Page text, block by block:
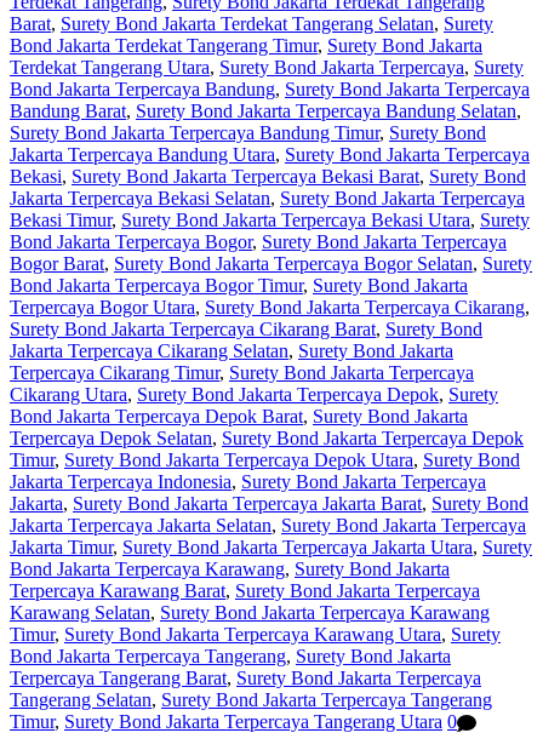
Barat, Surety Bond Jakarta Terdekat Tangerang Selatan, Surety
Bond Jakarta Terdekat Tangerang Timur, Surety Bond Jakarta
Terdekat Tangerang Utara, Surety Bond Jakarta Terpercaya, Surety
Bond Jakarta Terpercaya Bandung, Surety Bond Jakarta Terpercaya
Bandung Barat, Surety Bond Jakarta Terpercaya Bandung Selatan,
Surety Bond Jakarta Terpercaya Bandung Timur, Surety Bond
Jakarta Terpercaya Bandung Utara, Surety Bond Jakarta Terpercaya
Bekasi, Surety Bond Jakarta Terpercaya Bekasi Barat, Surety Bond
Jakarta Terpercaya Bekasi Selatan, Surety Bond Jakarta Terpercaya
Bekasi Timur, Surety Bond Jakarta Terpercaya Bekasi Utara, Surety
Bond Jakarta Terpercaya Bogor, Surety Bond Jakarta Terpercaya
Bogor Barat, Surety Bond Jakarta Terpercaya Bogor Selatan, Surety
Bond Jakarta Terpercaya Bogor Timur, Surety Bond Jakarta
Terpercaya Bogor Utara, Surety Bond Jakarta Terpercaya Cikarang,
Surety Bond Jakarta Terpercaya Cikarang Barat, Surety Bond
Jakarta Terpercaya Cikarang Selatan, Surety Bond Jakarta
Terpercaya Cikarang Timur, Surety Bond Jakarta Terpercaya
Cikarang Utara, Surety Bond Jakarta Terpercaya Depok, Surety
Bond Jakarta Terpercaya Depok Barat, Surety Bond Jakarta
Terpercaya Depok Selatan, Surety Bond Jakarta Terpercaya Depok
Timur, Surety Bond Jakarta Terpercaya Depok Utara, Surety Bond
Jakarta Terpercaya Indonesia, Surety Bond Jakarta Terpercaya
Jakarta, Surety Bond Jakarta Terpercaya Jakarta Barat, Surety Bond
Jakarta Terpercaya Jakarta Selatan, Surety Bond Jakarta Terpercaya
Jakarta Timur, Surety Bond Jakarta Terpercaya Jakarta Utara, Surety
Bond Jakarta Terpercaya Karawang, Surety Bond Jakarta
Terpercaya Karawang Barat, Surety Bond Jakarta Terpercaya
Karawang Selatan, Surety Bond Jakarta Terpercaya Karawang
Timur, Surety Bond Jakarta Terpercaya Karawang Utara, Surety
Bond Jakarta Terpercaya Tangerang, Surety Bond Jakarta
Terpercaya Tangerang Barat, Surety Bond Jakarta Terpercaya
Tangerang Selatan, Surety Bond Jakarta Terpercaya Tangerang
Timur, Surety Bond Jakarta Terpercaya Tangerang Utara 0